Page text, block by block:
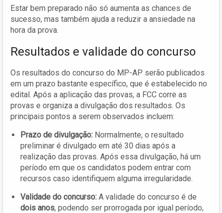
Estar bem preparado não só aumenta as chances de
sucesso, mas também ajuda a reduzir a ansiedade na
hora da prova.
Resultados e validade do concurso
Os resultados do concurso do MP-AP serão publicados
em um prazo bastante específico, que é estabelecido no
edital. Após a aplicação das provas, a FCC corre as
provas e organiza a divulgação dos resultados. Os
principais pontos a serem observados incluem:
Prazo de divulgação: Normalmente, o resultado
preliminar é divulgado em até 30 dias após a
realização das provas. Após essa divulgação, há um
período em que os candidatos podem entrar com
recursos caso identifiquem alguma irregularidade.
Validade do concurso: A validade do concurso é de
dois anos, podendo ser prorrogada por igual período,